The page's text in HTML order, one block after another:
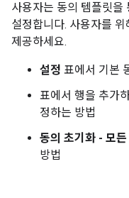
사용자는 동의 템플릿을
설정합니다. 사용자를
제공하세요.
설정 표에서 기본
표에서 행을 추가
정하는 방법
동의 초기화 - 모든
방법